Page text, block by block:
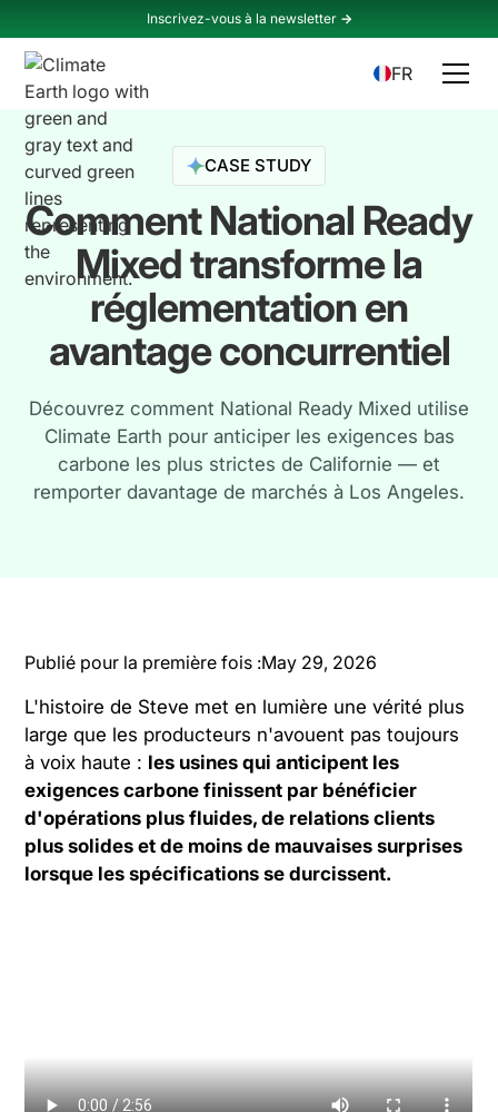
Inscrivez-vous à la newsletter ->
FR
CASE STUDY
Comment National Ready
Mixed transforme la
réglementation en
avantage concurrentiel
Découvrez comment National Ready Mixed utilise
Climate Earth pour anticiper les exigences bas
carbone les plus strictes de Californie — et
remporter davantage de marchés à Los Angeles.
Publié pour la première fois :May 29, 2026
L'histoire de Steve met en lumière une vérité plus
large que les producteurs n'avouent pas toujours
à voix haute : les usines qui anticipent les
exigences carbone finissent par bénéficier
d'opérations plus fluides, de relations clients
plus solides et de moins de mauvaises surprises
lorsque les spécifications se durcissent.